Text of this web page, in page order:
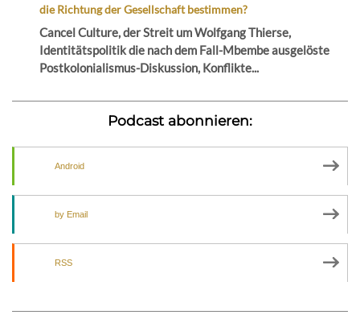
die Richtung der Gesellschaft bestimmen?
Cancel Culture, der Streit um Wolfgang Thierse,
Identitätspolitik die nach dem Fall-Mbembe ausgelöste
Postkolonialismus-Diskussion, Konflikte...
Podcast abonnieren:
Android
by Email
RSS